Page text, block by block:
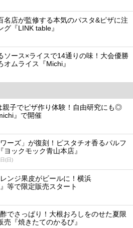
名店が監修する本気のパスタ&ピザに注
グ『LINK table』
ソース×ライスで14通りの味！大会優勝
オムライス『Michi』
親子でピザ作り体験！自由研究にも◎
』で開催
ーズ」が復刻！ピスタチオ香るパルフ
ヨックモック青山本店』
(日)
ンジ果皮がビールに！横浜
等で限定販売スタート
でさっぱり！大根おろしをのせた夏限
売『焼きたてのかるび』